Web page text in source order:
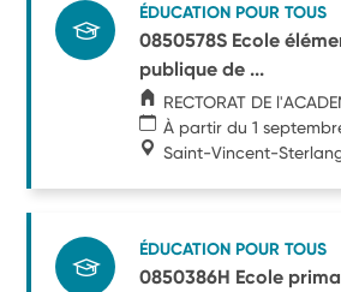
ÉDUCATION POUR TOUS
0850578S Ecole
publique de ...
RECTORAT DE
À partir du 1
Saint-Vincent-
ÉDUCATION POUR TOUS
0850386H Ecole